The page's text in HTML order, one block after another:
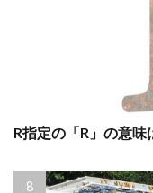
R指定の「R」の意